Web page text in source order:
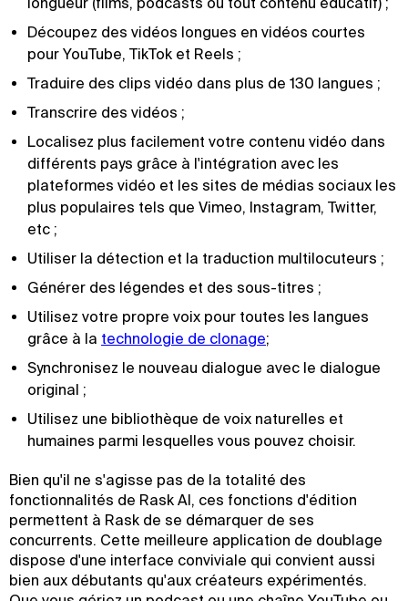
Découpez des vidéos longues en vidéos courtes
pour YouTube, TikTok et Reels ;
Traduire des clips vidéo dans plus de 130 langues ;
Transcrire des vidéos ;
Localisez plus facilement votre contenu vidéo dans
différents pays grâce à l'intégration avec les
plateformes vidéo et les sites de médias sociaux les
plus populaires tels que Vimeo, Instagram, Twitter,
etc ;
Utiliser la détection et la traduction multilocuteurs ;
Générer des légendes et des sous-titres ;
Utilisez votre propre voix pour toutes les langues
grâce à la technologie de clonage;
Synchronisez le nouveau dialogue avec le dialogue
original ;
Utilisez une bibliothèque de voix naturelles et
humaines parmi lesquelles vous pouvez choisir.
Bien qu'il ne s'agisse pas de la totalité des
fonctionnalités de Rask AI, ces fonctions d'édition
permettent à Rask de se démarquer de ses
concurrents. Cette meilleure application de doublage
dispose d'une interface conviviale qui convient aussi
bien aux débutants qu'aux créateurs expérimentés.